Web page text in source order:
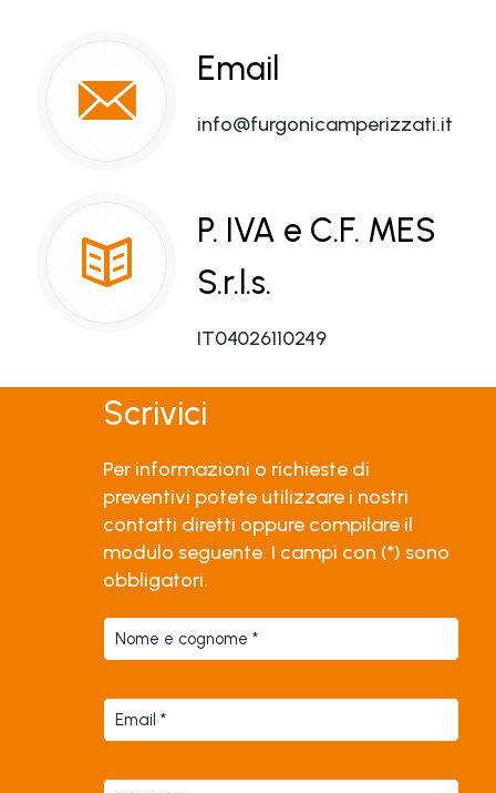
Email
info@furgonicamperizzati.it
P. IVA e C.F. MES
S.r.l.s.
IT04026110249
Scrivici
Per informazioni o richieste di
preventivi potete utilizzare i nostri
contatti diretti oppure compilare il
modulo seguente. I campi con (*) sono
obbligatori.